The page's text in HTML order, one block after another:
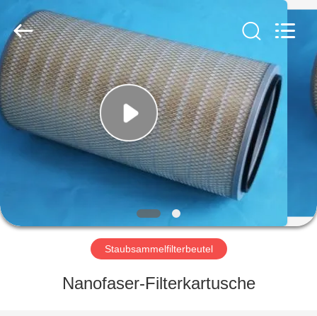
HAUS
PRODUKTE
ÜBER
FABRIK-
AUSFLUG
Environmental
Technology
Co.,Ltd..
Rights
Reserved.
Staubsammelfilterbeutel
Nanofaser-Filterkartusche